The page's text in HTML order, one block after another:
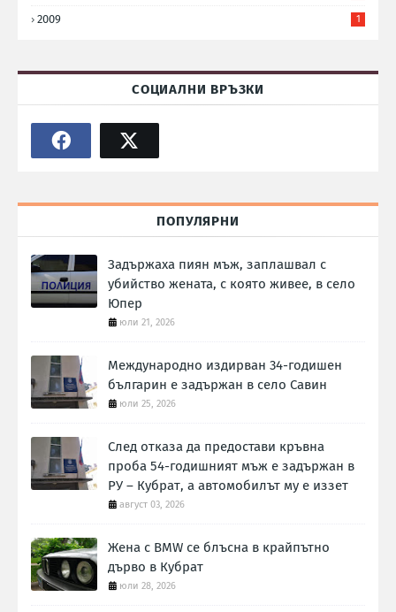
2009 1
СОЦИАЛНИ ВРЪЗКИ
ПОПУЛЯРНИ
Задържаха пиян мъж, заплашвал с
убийство жената, с която живее, в село
Юпер
юли 21, 2026
Международно издирван 34-годишен
българин е задържан в село Савин
юли 25, 2026
След отказа да предостави кръвна
проба 54-годишният мъж е задържан в
РУ – Кубрат, а автомобилът му е иззет
август 03, 2026
Жена с BMW се блъсна в крайпътно
дърво в Кубрат
юли 28, 2026